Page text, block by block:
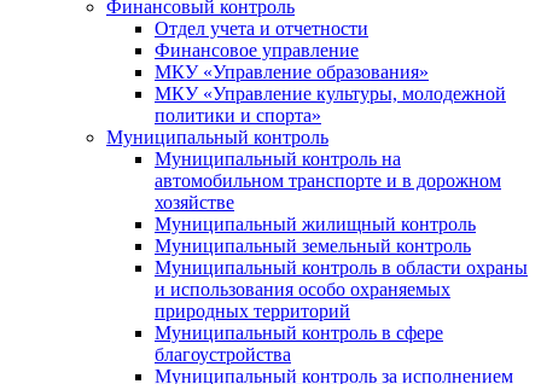
Финансовый контроль
Отдел учета и отчетности
Финансовое управление
МКУ «Управление образования»
МКУ «Управление культуры, молодежной
политики и спорта»
Муниципальный контроль
Муниципальный контроль на
автомобильном транспорте и в дорожном
хозяйстве
Муниципальный жилищный контроль
Муниципальный земельный контроль
Муниципальный контроль в области охраны
и использования особо охраняемых
природных территорий
Муниципальный контроль в сфере
благоустройства
Муниципальный контроль за исполнением